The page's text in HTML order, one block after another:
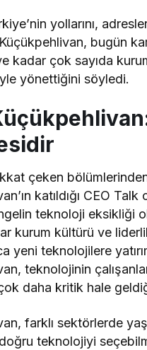
yollarını,
bugün
kadar çok sayıda
yönettiğini söyledi.
çeken
katıldığı CEO
teknoloji eksikliği
kurum kültürü ve
yeni teknolojilere
teknolojinin
çok daha kritik hale
farklı sektörlerde
doğru teknolojiyi